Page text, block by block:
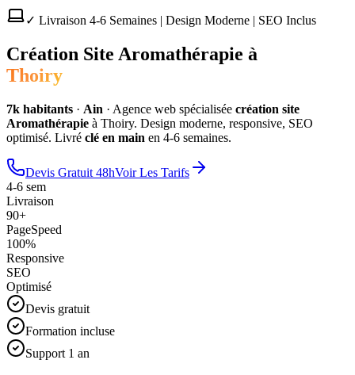
✓ Livraison 4-6 Semaines | Design Moderne | SEO Inclus
Création Site Aromathérapie à
Thoiry
7k habitants · Ain · Agence web spécialisée création site
Aromathérapie à Thoiry. Design moderne, responsive, SEO
optimisé. Livré clé en main en 4-6 semaines.
Devis Gratuit 48hVoir Les Tarifs
4-6 sem
Livraison
90+
PageSpeed
100%
Responsive
SEO
Optimisé
Devis gratuit
Formation incluse
Support 1 an